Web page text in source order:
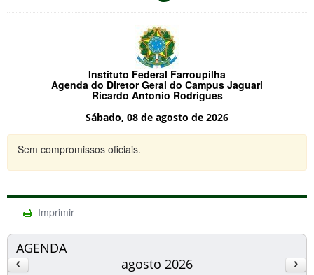
Instituto Federal Farroupilha
Agenda do Diretor Geral do Campus Jaguari
Ricardo Antonio Rodrigues
Sábado, 08 de agosto de 2026
Sem compromissos oficiais.
Imprimir
AGENDA
agosto 2026